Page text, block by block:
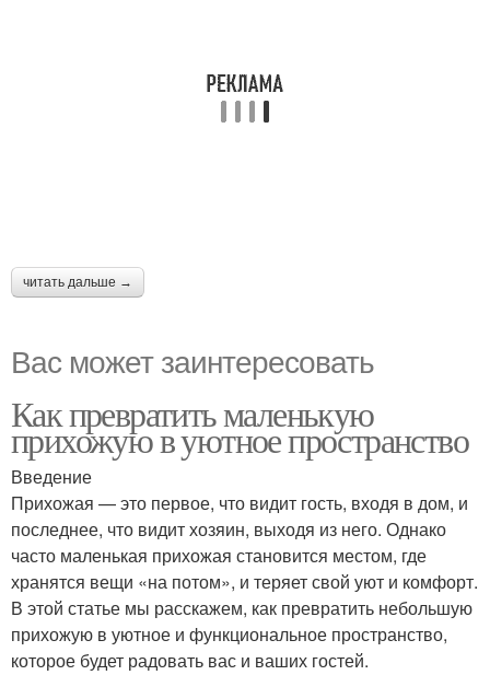
читать дальше →
Вас может заинтересовать
Как превратить маленькую
прихожую в уютное пространство
Введение
Прихожая — это первое, что видит гость, входя в дом, и
последнее, что видит хозяин, выходя из него. Однако
часто маленькая прихожая становится местом, где
хранятся вещи «на потом», и теряет свой уют и комфорт.
В этой статье мы расскажем, как превратить небольшую
прихожую в уютное и функциональное пространство,
которое будет радовать вас и ваших гостей.